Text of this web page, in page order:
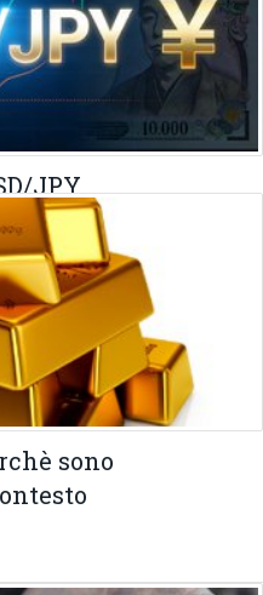
JPY
sono